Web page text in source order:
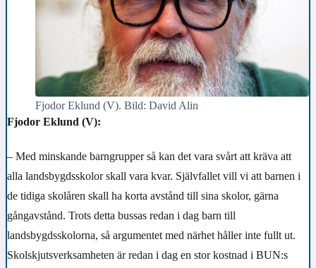
Fjodor Eklund (V). Bild: David Alin
Fjodor Eklund (V):
– Med minskande barngrupper så kan det vara svårt att kräva att
alla landsbygdsskolor skall vara kvar. Självfallet vill vi att barnen i
de tidiga skolåren skall ha korta avstånd till sina skolor, gärna
gångavstånd. Trots detta bussas redan i dag barn till
landsbygdsskolorna, så argumentet med närhet håller inte fullt ut.
Skolskjutsverksamheten är redan i dag en stor kostnad i BUN:s